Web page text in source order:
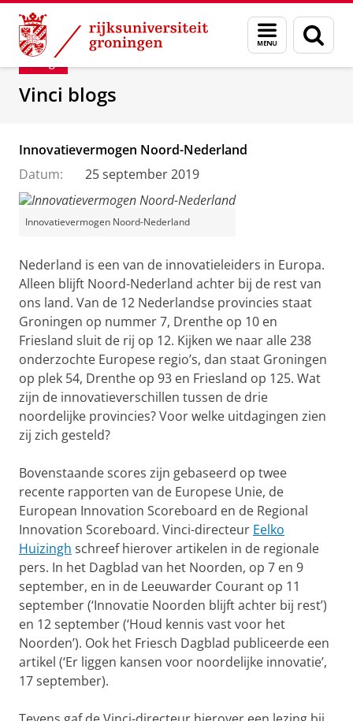
Skip
Content
Skip
Navigation
Menu
en
zoeken
Department of Innovation Management &
Blog
Vinci blogs
Innovatievermogen Noord-Nederland
Datum:
25 september 2019
Innovatievermogen Noord-Nederland
Nederland is een van de innovatieleiders in Europa.
Alleen blijft Noord-Nederland achter bij de rest van
ons land. Van de 12 Nederlandse provincies staat
Groningen op nummer 7, Drenthe op 10 en
Friesland sluit de rij op 12. Kijken we naar alle 238
onderzochte Europese regio’s, dan staat Groningen
op plek 54, Drenthe op 93 en Friesland op 125. Wat
zijn de innovatieverschillen tussen de drie
noordelijke provincies? Voor welke uitdagingen zien
zij zich gesteld?
Bovenstaande scores zijn gebaseerd op twee
recente rapporten van de Europese Unie, de
European Innovation Scoreboard en de Regional
Innovation Scoreboard. Vinci-directeur Eelko
Huizingh schreef hierover artikelen in de regionale
pers. In het Dagblad van het Noorden, op 7 en 9
september, en in de Leeuwarder Courant op 11
september (‘Innovatie Noorden blijft achter bij rest’)
en 12 september (‘Houd kennis vast voor het
Noorden’). Ook het Friesch Dagblad publiceerde een
artikel (‘Er liggen kansen voor noordelijke innovatie’,
17 september).